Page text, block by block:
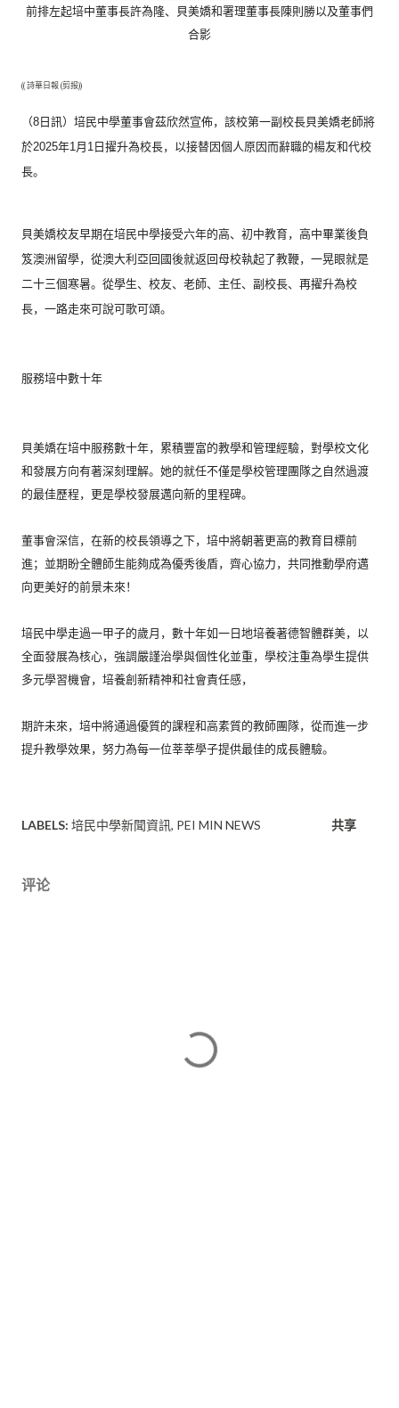
前排左起培中董事長許為隆、
貝美嬌和署理董事長陳則勝以及董事們
合影
(( 詩華日報 (剪报))
（8日訊）培民中學董事會茲欣然宣佈， 該校第一副校長貝美嬌老師將
於2025年1月1日擢升為校長， 以接替因個人原因而辭職的楊友和代校
長。
貝美嬌校友早期在培民中學接受六年的高、初中教育， 高中畢業後負
笈澳洲留學， 從澳大利亞回國後就返回母校執起了教鞭， 一晃眼就是
二十三個寒暑。從學生、校友、老師、主任、副校長、 再擢升為校
長，一路走來可說可歌可頌。
服務培中數十年
貝美嬌在培中服務數十年，累積豐富的教學和管理經驗， 對學校文化
和發展方向有著深刻理解。 她的就任不僅是學校管理團隊之自然過渡
的最佳歷程， 更是學校發展邁向新的里程碑。
董事會深信，在新的校長領導之下， 培中將朝著更高的教育目標前
進； 並期盼全體師生能夠成為優秀後盾，齊心協力， 共同推動學府邁
向更美好的前景未來！
培民中學走過一甲子的歲月，數十年如一日地培養著德智體群美， 以
全面發展為核心，強調嚴謹治學與個性化並重， 學校注重為學生提供
多元學習機會，培養創新精神和社會責任感，
期許未來，培中將通過優質的課程和高素質的教師團隊， 從而進一步
提升教學效果， 努力為每一位莘莘學子提供最佳的成長體驗。
LABELS: 培民中學新聞資訊 PEI MIN NEWS 共享
评论